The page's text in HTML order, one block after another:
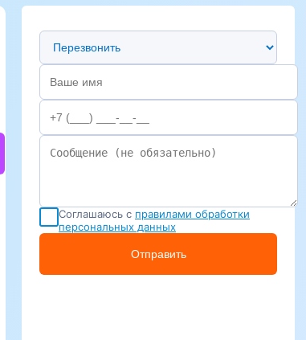
Предпочтительный способ связи
Соглашаюсь с правилами обработки
персональных данных
Отправить